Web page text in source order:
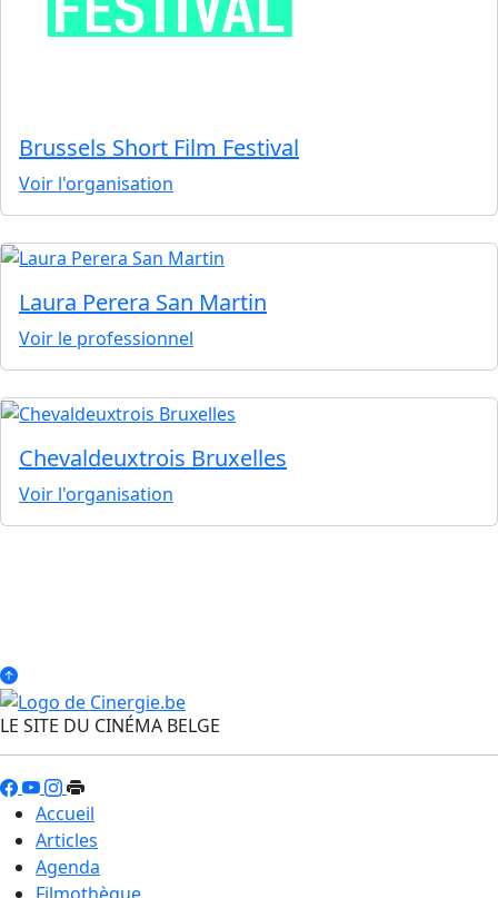
Brussels Short Film Festival
Voir l'organisation
Laura Perera San Martin
Voir le professionnel
Chevaldeuxtrois Bruxelles
Voir l'organisation
LE SITE DU CINÉMA BELGE
Accueil
Articles
Agenda